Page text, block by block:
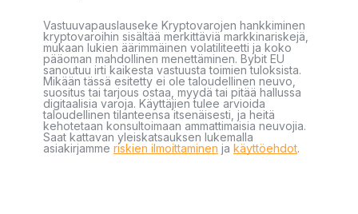
Vastuuvapauslauseke Kryptovarojen hankkiminen
kryptovaroihin sisältää merkittäviä markkinariskejä,
mukaan lukien äärimmäinen volatiliteetti ja koko
pääoman mahdollinen menettäminen. Bybit EU
sanoutuu irti kaikesta vastuusta toimien tuloksista.
Mikään tässä esitetty ei ole taloudellinen neuvo,
suositus tai tarjous ostaa, myydä tai pitää hallussa
digitaalisia varoja. Käyttäjien tulee arvioida
taloudellinen tilanteensa itsenäisesti, ja heitä
kehotetaan konsultoimaan ammattimaisia neuvojia.
Saat kattavan yleiskatsauksen lukemalla
asiakirjamme riskien ilmoittaminen ja käyttöehdot.